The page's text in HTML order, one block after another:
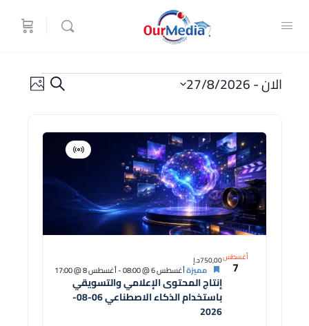
الدورات الدورات
البحث
البحث تصفح
بالصور الان -
27/8/2026
قائمة
الدورات
في
عرض
الصور
أغسطس
7
إنتاج المحتوى الإعلامي والتسويقي
باستخدام الذكاء الاصطناعي 06-08-
2026
افتراضية
مميزةأغسطس 6 @ 08:00 -أغسطس 8 @ 17:00
750,00د.إ